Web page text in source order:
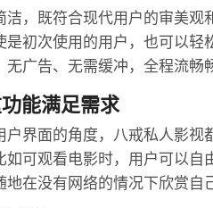
，既符合现代用户的审美
初次使用的用户，也可以
广告、无需缓冲，全程流畅
能满足需求
界面的角度，八戒私人影
可观看电影时，用户可以
在没有网络的情况下欣赏自